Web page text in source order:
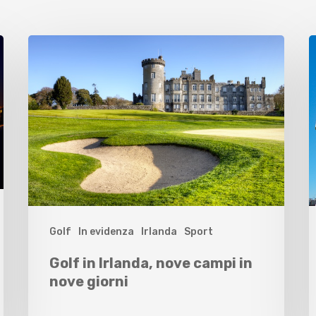
Golf In evidenza Irlanda Sport
Golf in Irlanda, nove campi in
nove giorni